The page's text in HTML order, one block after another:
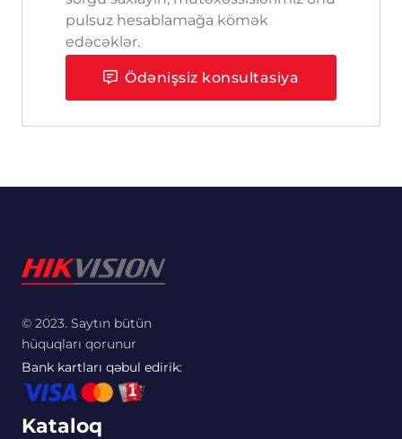
pulsuz hesablamağa kömək
edəcəklər.
Ödənişsiz konsultasiya
© 2023. Saytın bütün
hüquqları qorunur
Bank kartları qəbul edirik:
Kataloq